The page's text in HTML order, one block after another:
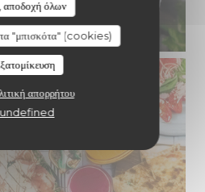
αποδοχή όλων
"μπισκότα" (cookies)
απορρήτου
undefined